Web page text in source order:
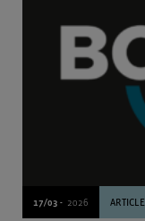
17/03 - 2026 ARTICLE